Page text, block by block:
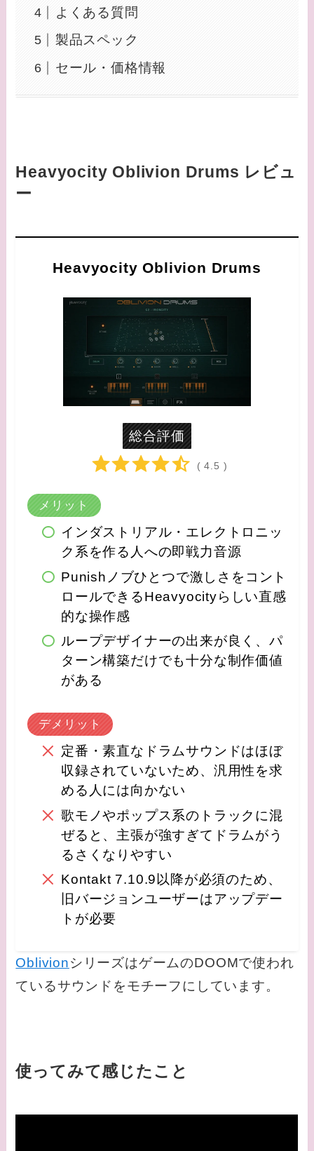
よくある質問
製品スペック
セール・価格情報
Heavyocity Oblivion Drums レビュ
ー
Heavyocity Oblivion Drums
総合評価
( 4.5 )
メリット
インダストリアル・エレクトロニッ
ク系を作る人への即戦力音源
Punishノブひとつで激しさをコント
ロールできるHeavyocityらしい直感
的な操作感
ループデザイナーの出来が良く、パ
ターン構築だけでも十分な制作価値
がある
デメリット
定番・素直なドラムサウンドはほぼ
収録されていないため、汎用性を求
める人には向かない
歌モノやポップス系のトラックに混
ぜると、主張が強すぎてドラムがう
るさくなりやすい
Kontakt 7.10.9以降が必須のため、
旧バージョンユーザーはアップデー
トが必要
OblivionシリーズはゲームのDOOMで使われ
ているサウンドをモチーフにしています。
使ってみて感じたこと